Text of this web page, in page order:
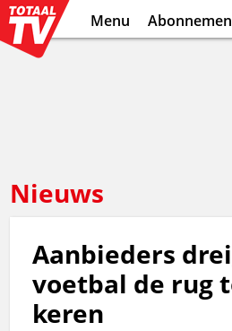
Menu
Nieuws
Aanbieders
voetbal de rug
keren